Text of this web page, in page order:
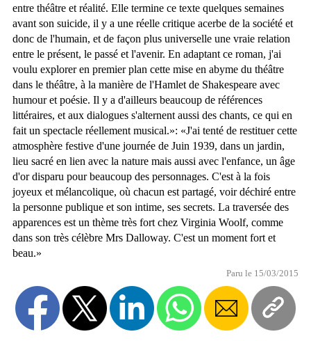
entre théâtre et réalité. Elle termine ce texte quelques semaines
avant son suicide, il y a une réelle critique acerbe de la société et
donc de l'humain, et de façon plus universelle une vraie relation
entre le présent, le passé et l'avenir. En adaptant ce roman, j'ai
voulu explorer en premier plan cette mise en abyme du théâtre
dans le théâtre, à la manière de l'Hamlet de Shakespeare avec
humour et poésie. Il y a d'ailleurs beaucoup de références
littéraires, et aux dialogues s'alternent aussi des chants, ce qui en
fait un spectacle réellement musical.»: «J'ai tenté de restituer cette
atmosphère festive d'une journée de Juin 1939, dans un jardin,
lieu sacré en lien avec la nature mais aussi avec l'enfance, un âge
d'or disparu pour beaucoup des personnages. C'est à la fois
joyeux et mélancolique, où chacun est partagé, voir déchiré entre
la personne publique et son intime, ses secrets. La traversée des
apparences est un thème très fort chez Virginia Woolf, comme
dans son très célèbre Mrs Dalloway. C'est un moment fort et
beau.»
Paru le 15/03/2015